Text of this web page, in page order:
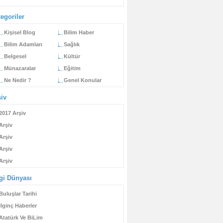
Kişisel Blog
Bilim Adamları
Belgesel
Münazaralar
Ne Nedir ?
Bilim Haber
Sağlık
Kültür
Eğitim
Genel Konular
Arşiv
Dünyası
Tarihi
Haberler
Ve BiLim